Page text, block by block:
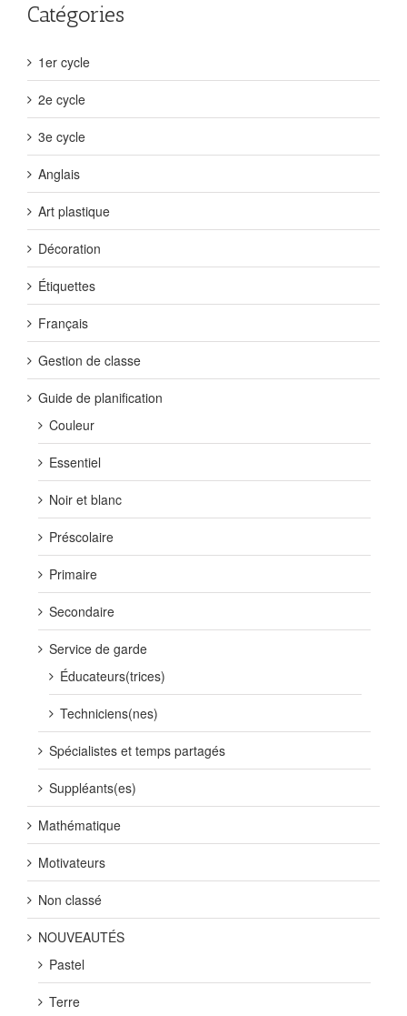
Catégories
1er cycle
2e cycle
3e cycle
Anglais
Art plastique
Décoration
Étiquettes
Français
Gestion de classe
Guide de planification
Couleur
Essentiel
Noir et blanc
Préscolaire
Primaire
Secondaire
Service de garde
Éducateurs(trices)
Techniciens(nes)
Spécialistes et temps partagés
Suppléants(es)
Mathématique
Motivateurs
Non classé
NOUVEAUTÉS
Pastel
Terre